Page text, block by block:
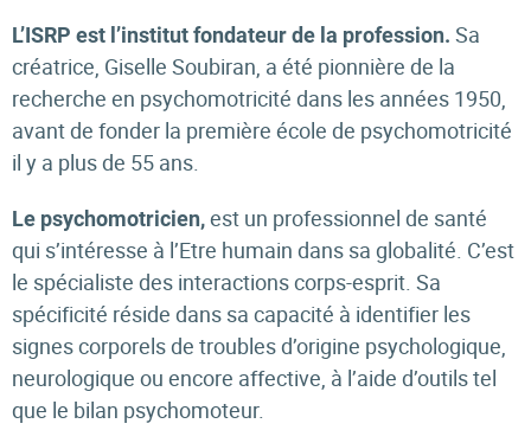
L’ISRP est l’institut fondateur de la profession. Sa
créatrice, Giselle Soubiran, a été pionnière de la
recherche en psychomotricité dans les années 1950,
avant de fonder la première école de psychomotricité
il y a plus de 55 ans.
Le psychomotricien,est un professionnel de santé
qui s’intéresse à l’Etre humain dans sa globalité. C’est
le spécialiste des interactions corps-esprit. Sa
spécificité réside dans sa capacité à identifier les
signes corporels de troubles d’origine psychologique,
neurologique ou encore affective, à l’aide d’outils tel
que le bilan psychomoteur.